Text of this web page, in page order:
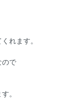
れます。
ので
。